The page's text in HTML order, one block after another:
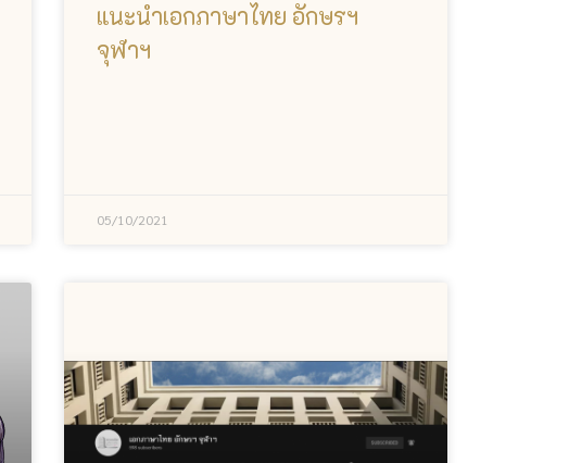
แนะนำเอกภาษาไทย อักษรฯ
จุฬาฯ
05/10/2021